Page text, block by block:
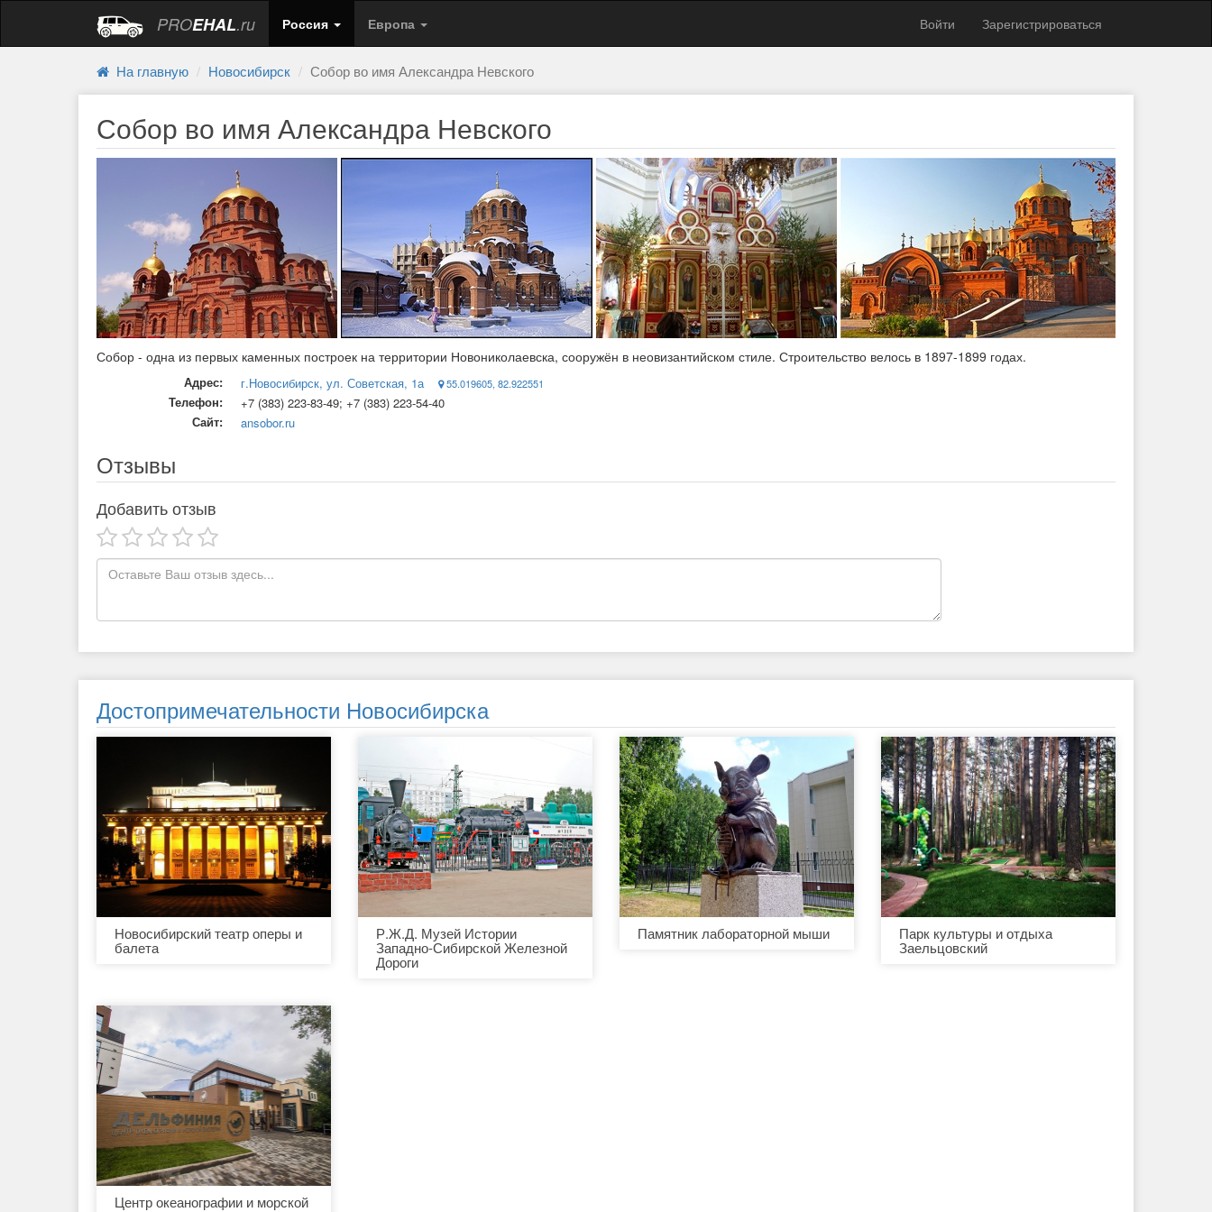
PROEHAL.ru Россия Европа Войти Зарегистрироваться
На главную Новосибирск Собор во имя Александра Невского
Собор во имя Александра Невского
Собор - одна из первых каменных построек на территории Новониколаевска, сооружён в неовизантийском стиле. Строительство велось в 1897-1899 годах.
Адрес: г.Новосибирск, ул. Советская, 1а 55.019605, 82.922551
Телефон:
+7 (383) 223-83-49; +7 (383) 223-54-40
Сайт:
ansobor.ru
Отзывы
Добавить отзыв
Достопримечательности Новосибирска
Новосибирский театр оперы и
балета
Р.Ж.Д. Музей Истории
Западно-Сибирской Железной
Дороги
Памятник лабораторной мыши Парк культуры и отдыха
Заельцовский
Центр океанографии и морской